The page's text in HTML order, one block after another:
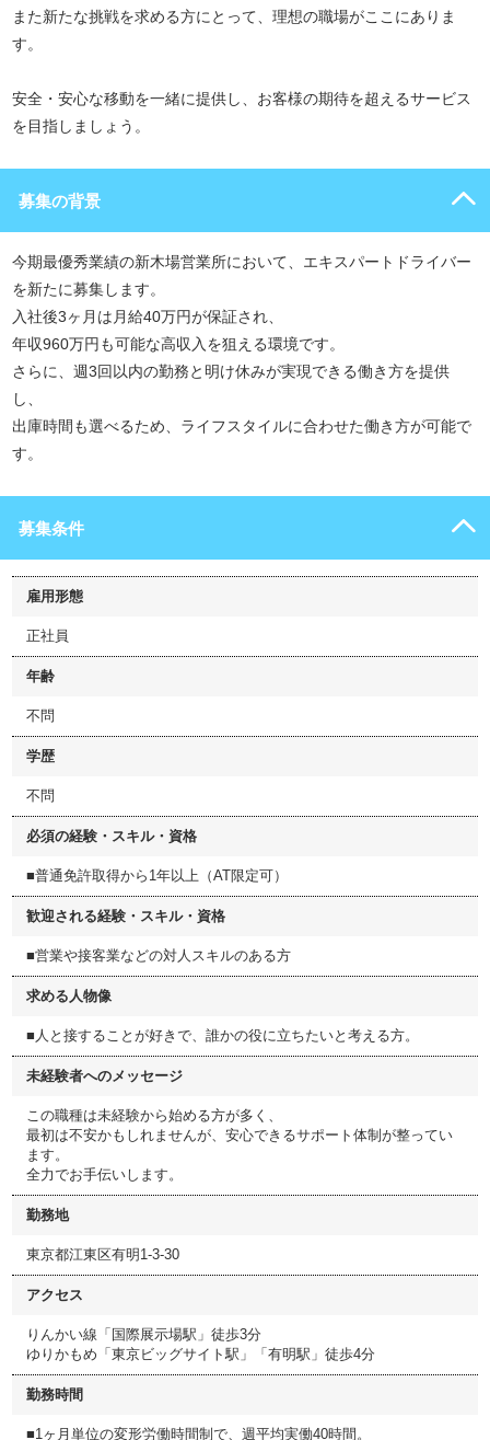
また新たな挑戦を求める方にとって、理想の職場がここにありま
す。
安全・安心な移動を一緒に提供し、お客様の期待を超えるサービス
を目指しましょう。
募集の背景
今期最優秀業績の新木場営業所において、エキスパートドライバー
を新たに募集します。
入社後3ヶ月は月給40万円が保証され、
年収960万円も可能な高収入を狙える環境です。
さらに、週3回以内の勤務と明け休みが実現できる働き方を提供
し、
出庫時間も選べるため、ライフスタイルに合わせた働き方が可能で
す。
募集条件
雇用形態
正社員
年齢
不問
学歴
不問
必須の経験・スキル・資格
■普通免許取得から1年以上（AT限定可）
歓迎される経験・スキル・資格
■営業や接客業などの対人スキルのある方
求める人物像
■人と接することが好きで、誰かの役に立ちたいと考える方。
未経験者へのメッセージ
この職種は未経験から始める方が多く、
最初は不安かもしれませんが、安心できるサポート体制が整ってい
ます。
全力でお手伝いします。
勤務地
東京都江東区有明1-3-30
アクセス
りんかい線「国際展示場駅」徒歩3分
ゆりかもめ「東京ビッグサイト駅」「有明駅」徒歩4分
勤務時間
■1ヶ月単位の変形労働時間制で、週平均実働40時間。